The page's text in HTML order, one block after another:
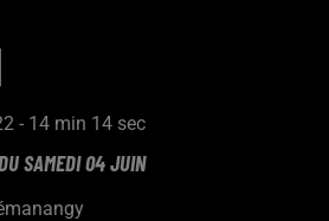
- 14 min 14 sec
SAMEDI 04 JUIN